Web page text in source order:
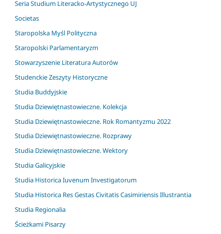
Seria Studium Literacko-Artystycznego UJ
Societas
Staropolska Myśl Polityczna
Staropolski Parlamentaryzm
Stowarzyszenie Literatura Autorów
Studenckie Zeszyty Historyczne
Studia Buddyjskie
Studia Dziewiętnastowieczne. Kolekcja
Studia Dziewiętnastowieczne. Rok Romantyzmu 2022
Studia Dziewiętnastowieczne. Rozprawy
Studia Dziewiętnastowieczne. Wektory
Studia Galicyjskie
Studia Historica Iuvenum Investigatorum
Studia Historica Res Gestas Civitatis Casimiriensis Illustrantia
Studia Regionalia
Ścieżkami Pisarzy